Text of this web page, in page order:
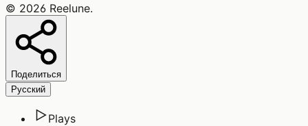
© 2026 Reelune.
Поделиться
Русский
Plays